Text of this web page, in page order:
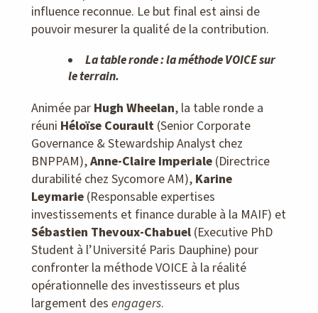
influence reconnue. Le but final est ainsi de
pouvoir mesurer la qualité de la contribution.
La table ronde : la méthode VOICE sur
le terrain.
Animée par Hugh Wheelan, la table ronde a
réuni Héloïse Courault (Senior Corporate
Governance & Stewardship Analyst chez
BNPPAM),Anne-Claire Imperiale (Directrice
durabilité chez Sycomore AM), Karine
Leymarie (Responsable expertises
investissements et finance durable à la MAIF) et
Sébastien Thevoux-Chabuel (Executive PhD
Student à l’Université Paris Dauphine) pour
confronter la méthode VOICE à la réalité
opérationnelle des investisseurs et plus
largement des engagers.